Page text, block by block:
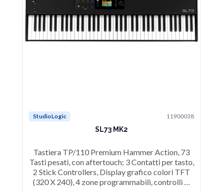
StudioLogic 11900038
SL73 MK2
Tastiera TP/110 Premium Hammer Action, 73
Tasti pesati, con aftertouch; 3 Contatti per tasto,
2 Stick Controllers, Display grafico colori TFT
(320 X 240), 4 zone programmabili, controlli di